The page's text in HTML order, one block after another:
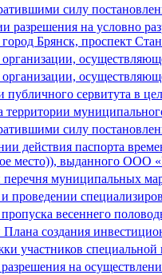
силу
разрешения на условно
город Брянск, проспект
публичного сервитута в
силу
действия паспорта
место)), выданного ООО
муниципальных
проведении
весеннего
создания
участников
на